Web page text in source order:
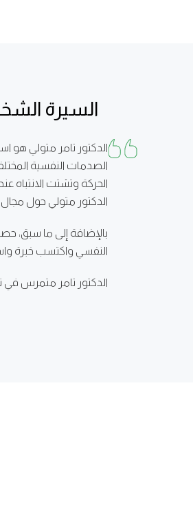
السيرة
الدكتور تامر متولي
الصدمات النفسية
الحركة وتشتت
الدكتور متولي حول
بالإضافة إلى ما سبق،
النفسي واكتسب خبرة
الدكتور تامر متمرس في